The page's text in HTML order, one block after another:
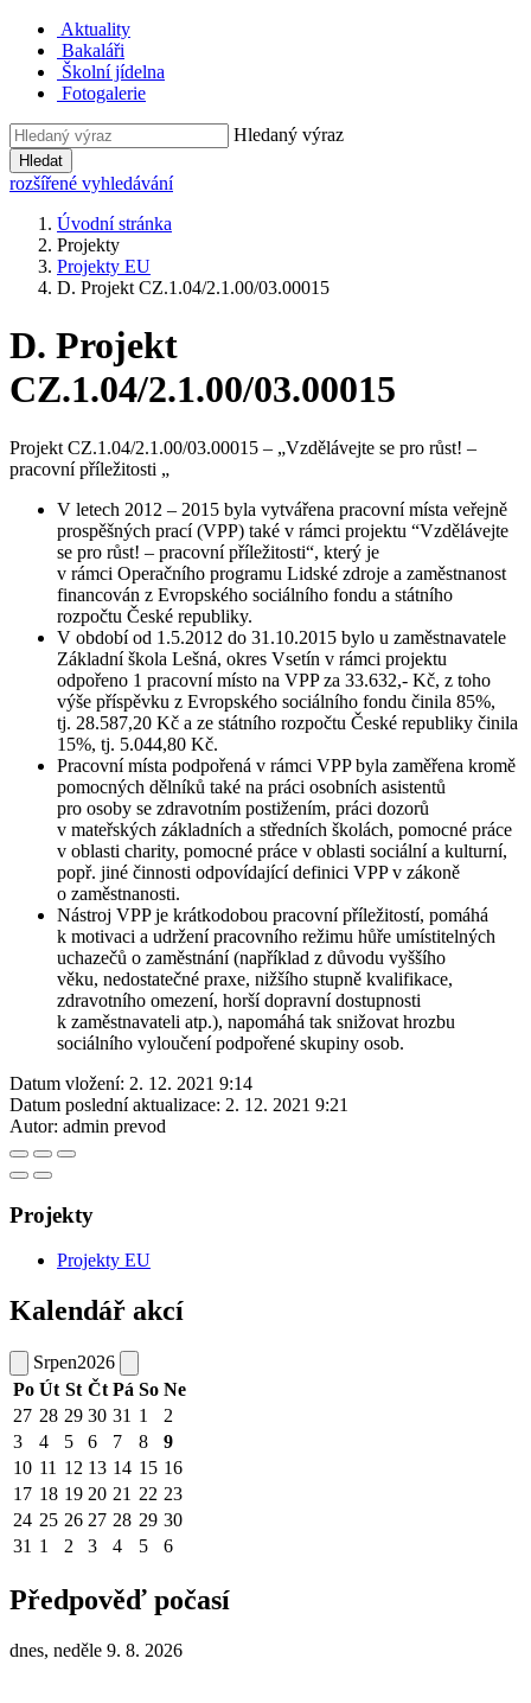
Aktuality
Bakaláři
Školní jídelna
Fotogalerie
Hledaný výraz
Hledat
rozšířené vyhledávání
Úvodní stránka
Projekty
Projekty EU
D. Projekt CZ.1.04/2.1.00/03.00015
D. Projekt
CZ.1.04/2.1.00/03.00015
Projekt CZ.1.04/2.1.00/03.00015 – „Vzdělávejte se pro růst! –
pracovní příležitosti „
V letech 2012 – 2015 byla vytvářena pracovní místa veřejně
prospěšných prací (VPP) také v rámci projektu “Vzdělávejte
se pro růst! – pracovní příležitosti“, který je
v rámci Operačního programu Lidské zdroje a zaměstnanost
financován z Evropského sociálního fondu a státního
rozpočtu České republiky.
V období od 1.5.2012 do 31.10.2015 bylo u zaměstnavatele
Základní škola Lešná, okres Vsetín v rámci projektu
odpořeno 1 pracovní místo na VPP za 33.632,- Kč, z toho
výše příspěvku z Evropského sociálního fondu činila 85%,
tj. 28.587,20 Kč a ze státního rozpočtu České republiky činila
15%, tj. 5.044,80 Kč.
Pracovní místa podpořená v rámci VPP byla zaměřena kromě
pomocných dělníků také na práci osobních asistentů
pro osoby se zdravotním postižením, práci dozorů
v mateřských základních a středních školách, pomocné práce
v oblasti charity, pomocné práce v oblasti sociální a kulturní,
popř. jiné činnosti odpovídající definici VPP v zákoně
o zaměstnanosti.
Nástroj VPP je krátkodobou pracovní příležitostí, pomáhá
k motivaci a udržení pracovního režimu hůře umístitelných
uchazečů o zaměstnání (například z důvodu vyššího
věku, nedostatečné praxe, nižšího stupně kvalifikace,
zdravotního omezení, horší dopravní dostupnosti
k zaměstnavateli atp.), napomáhá tak snižovat hrozbu
sociálního vyloučení podpořené skupiny osob.
Datum vložení: 2. 12. 2021 9:14
Datum poslední aktualizace: 2. 12. 2021 9:21
Autor: admin prevod
Projekty
Projekty EU
Kalendář akcí
Srpen2026
Po Út St Čt Pá So Ne
27 28 29 30 31 1
2
3
4 5 6 7 8
9
10 11 12 13 14 15 16
17 18 19 20 21 22 23
24 25 26 27 28 29 30
31 1 2 3 4 5 6
Předpověď počasí
dnes, neděle 9. 8. 2026